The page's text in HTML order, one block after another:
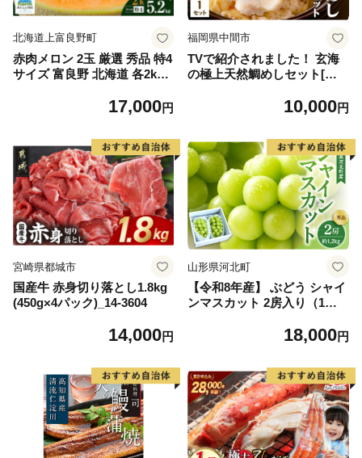
北海道上富良野町
赤肉メロン 2玉 厳選 秀品 特4
サイズ 富良野 北海道 各2kg
富良野 メロン めろん 果物 く
17,000円
福岡県中間市
TVで紹介されました！ 玄海
の極上天然鯛めしセット[鯛
だし]【010-0001】10,000円
宮崎県都城市
国産牛 赤身切り落とし1.8kg
(450g×4パック)_14-3604
14,000円
山形県河北町
【令和8年産】 ぶどう シャイ
ンマスカット 2房入り（1房6
産【山形eLab】 ka074-023-r
18,000円